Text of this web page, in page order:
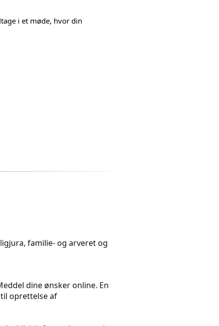
i et møde, hvor din
familie- og arveret og
dine ønsker online. En
oprettelse af